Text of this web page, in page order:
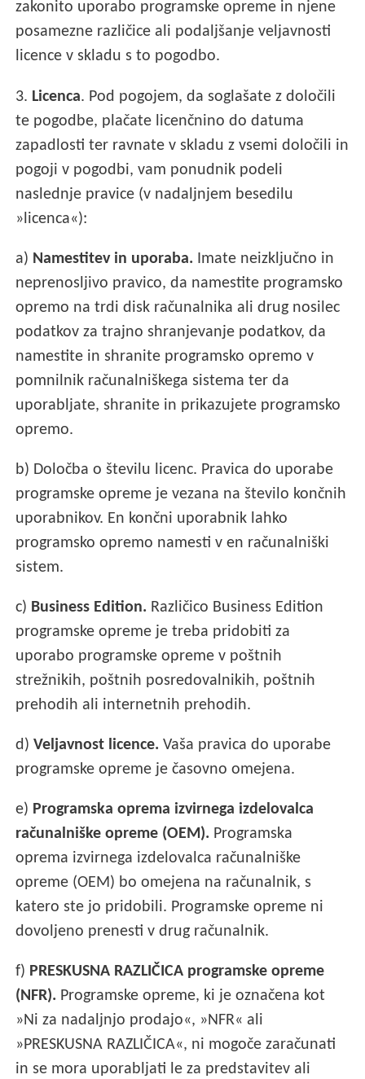
zakonito uporabo programske opreme in njene
posamezne različice ali podaljšanje veljavnosti
licence v skladu s to pogodbo.
3. Licenca. Pod pogojem, da soglašate z določili
te pogodbe, plačate licenčnino do datuma
zapadlosti ter ravnate v skladu z vsemi določili in
pogoji v pogodbi, vam ponudnik podeli
naslednje pravice (v nadaljnjem besedilu
»licenca«):
a) Namestitev in uporaba. Imate neizključno in
neprenosljivo pravico, da namestite programsko
opremo na trdi disk računalnika ali drug nosilec
podatkov za trajno shranjevanje podatkov, da
namestite in shranite programsko opremo v
pomnilnik računalniškega sistema ter da
uporabljate, shranite in prikazujete programsko
opremo.
b) Določba o številu licenc. Pravica do uporabe
programske opreme je vezana na število končnih
uporabnikov. En končni uporabnik lahko
programsko opremo namesti v en računalniški
sistem.
c) Business Edition. Različico Business Edition
programske opreme je treba pridobiti za
uporabo programske opreme v poštnih
strežnikih, poštnih posredovalnikih, poštnih
prehodih ali internetnih prehodih.
d)Veljavnost licence. Vaša pravica do uporabe
programske opreme je časovno omejena.
e) Programska oprema izvirnega izdelovalca
računalniške opreme (OEM). Programska
oprema izvirnega izdelovalca računalniške
opreme (OEM) bo omejena na računalnik, s
katero ste jo pridobili. Programske opreme ni
dovoljeno prenesti v drug računalnik.
f) PRESKUSNA RAZLIČICA programske opreme
(NFR). Programske opreme, ki je označena kot
»Ni za nadaljnjo prodajo«, »NFR« ali
»PRESKUSNA RAZLIČICA«, ni mogoče zaračunati
in se mora uporabljati le za predstavitev ali